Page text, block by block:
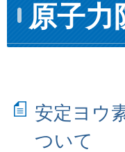
原子力
安定ヨウ
ついて